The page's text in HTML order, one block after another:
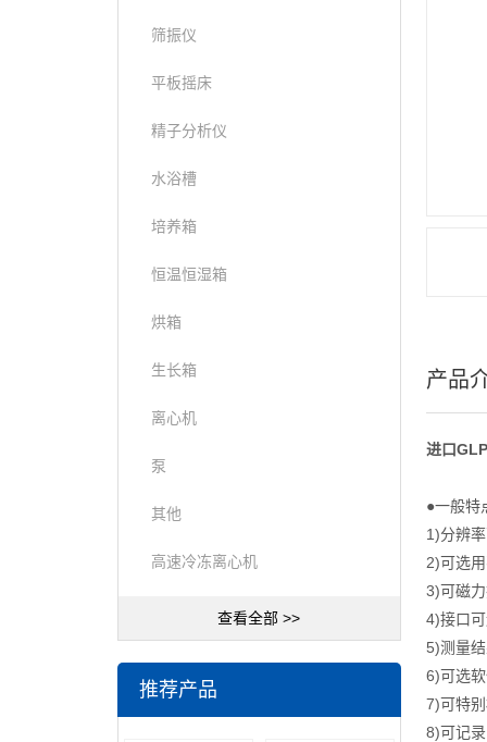
筛振仪
平板摇床
精子分析仪
水浴槽
培养箱
恒温恒湿箱
烘箱
生长箱
离心机
泵
其他
高速冷冻离心机
查看全部 >>
推荐产品
产品
进口
●一般特
1)分辨
2)可选
3)可磁
4)接口
5)测量
6)可选
7)可特
8)可记